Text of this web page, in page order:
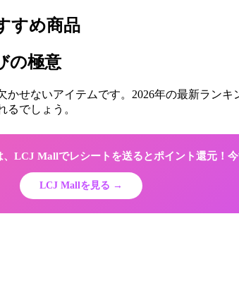
すめ商品
の極意
せないアイテムです。2026年の最新ラン
でしょう。
LCJ Mallでレシートを送るとポイント還元！
LCJ Mallを見る →